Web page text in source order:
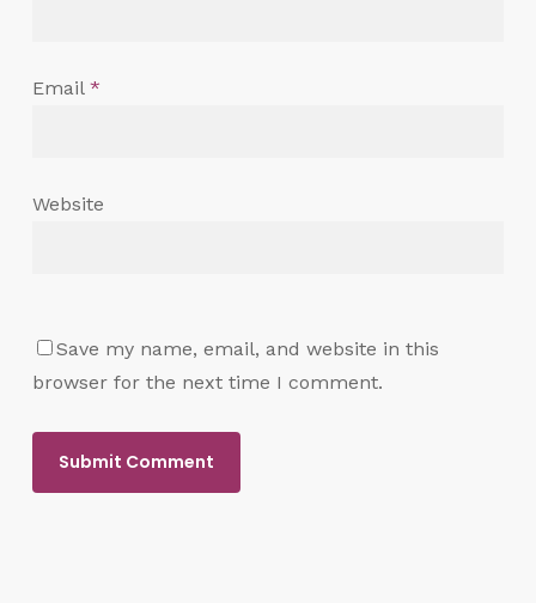
Email *
Website
Save my name, email, and website in this
browser for the next time I comment.